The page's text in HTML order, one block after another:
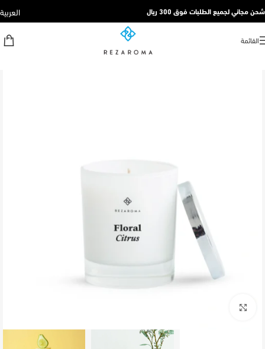
شحن مجاني لجميع الطلبات فوق 300 ريال العربية
القائمة